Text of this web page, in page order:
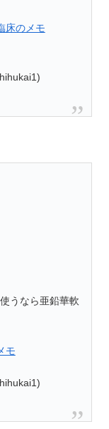
床のメモ
うなら亜鉛華軟
モ